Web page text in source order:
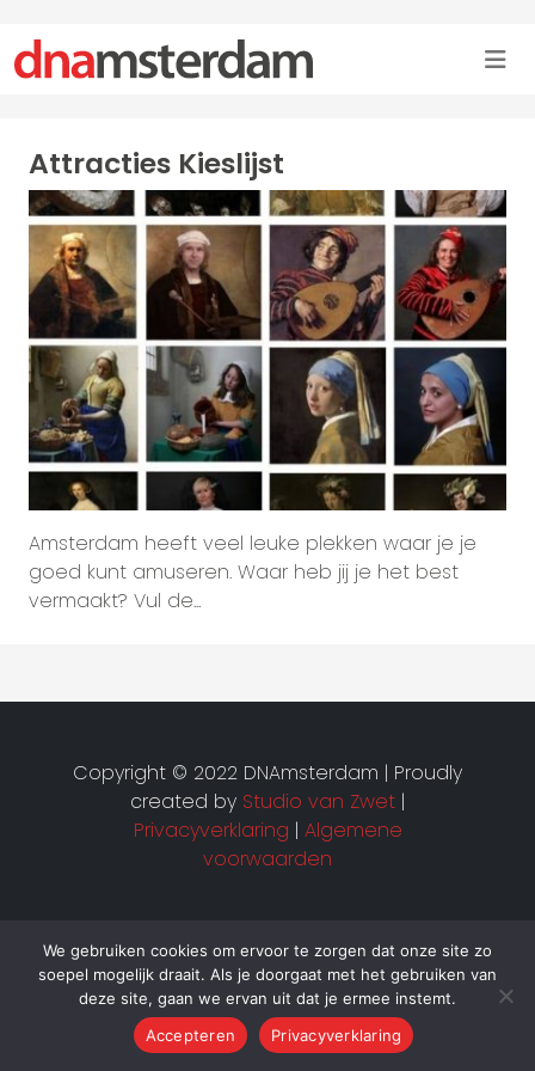
Attracties Kieslijst
Amsterdam heeft veel leuke plekken waar je je
goed kunt amuseren. Waar heb jij je het best
vermaakt? Vul de...
We gebruiken cookies om ervoor te zorgen dat onze site zo
soepel mogelijk draait. Als je doorgaat met het gebruiken van
deze site, gaan we ervan uit dat je ermee instemt.
Accepteren
Privacyverklaring
Copyright © 2022 DNAmsterdam | Proudly
created by Studio van Zwet |
Privacyverklaring | Algemene
voorwaarden